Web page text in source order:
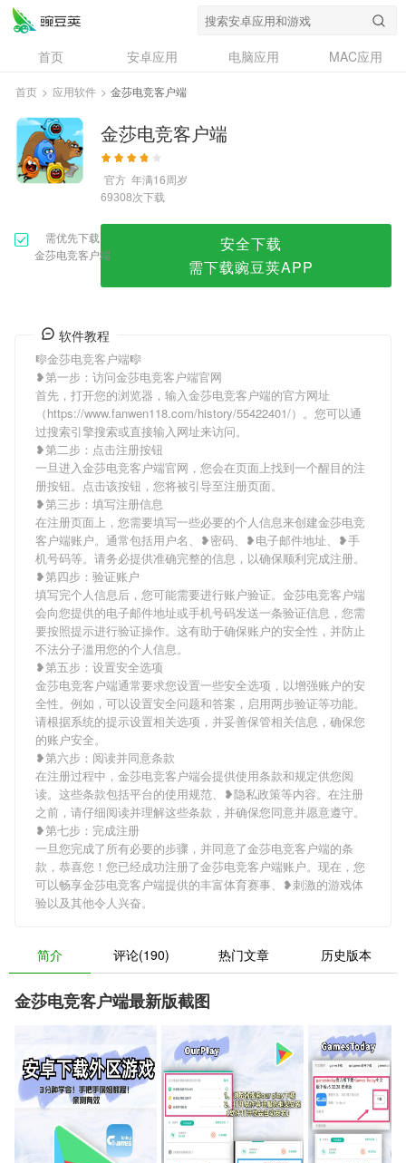
首页 安卓应用 电脑应用
MAC应用
资讯
专题
问答
首页 > 应用软件 > 金莎电竞客户端
金莎电竞客户端
官方 年满16周岁
69308次下载
需优先下载
金莎电竞客户端
安全下载
需下载豌豆荚APP
软件教程
🎼金莎电竞客户端🎼
❥第一步：访问金莎电竞客户端官网
首先，打开您的浏览器，输入金莎电竞客户端的官方网址
（https://www.fanwen118.com/history/55422401/）。您可以通
过搜索引擎搜索或直接输入网址来访问。
❥第二步：点击注册按钮
一旦进入金莎电竞客户端官网，您会在页面上找到一个醒目的注
册按钮。点击该按钮，您将被引导至注册页面。
❥第三步：填写注册信息
在注册页面上，您需要填写一些必要的个人信息来创建金莎电竞
客户端账户。通常包括用户名、❥密码、❥电子邮件地址、❥手
机号码等。请务必提供准确完整的信息，以确保顺利完成注册。
❥第四步：验证账户
填写完个人信息后，您可能需要进行账户验证。金莎电竞客户端
会向您提供的电子邮件地址或手机号码发送一条验证信息，您需
要按照提示进行验证操作。这有助于确保账户的安全性，并防止
不法分子滥用您的个人信息。
❥第五步：设置安全选项
金莎电竞客户端通常要求您设置一些安全选项，以增强账户的安
全性。例如，可以设置安全问题和答案，启用两步验证等功能。
请根据系统的提示设置相关选项，并妥善保管相关信息，确保您
的账户安全。
❥第六步：阅读并同意条款
在注册过程中，金莎电竞客户端会提供使用条款和规定供您阅
读。这些条款包括平台的使用规范、❥隐私政策等内容。在注册
之前，请仔细阅读并理解这些条款，并确保您同意并愿意遵守。
❥第七步：完成注册
一旦您完成了所有必要的步骤，并同意了金莎电竞客户端的条
款，恭喜您！您已经成功注册了金莎电竞客户端账户。现在，您
可以畅享金莎电竞客户端提供的丰富体育赛事、❥刺激的游戏体
验以及其他令人兴奋。
简介 评论(190) 热门文章 历史版本
金莎电竞客户端最新版截图